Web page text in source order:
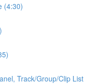
(4:30)
Track/Group/Clip List